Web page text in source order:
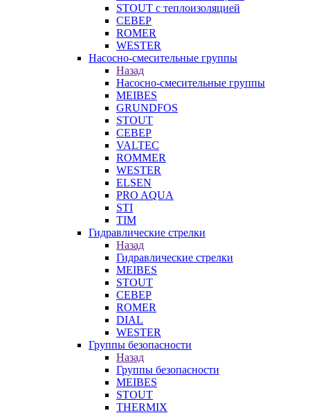
STOUT с теплоизоляцией
СЕВЕР
ROMER
WESTER
Насосно-смесительные группы
Назад
Насосно-смесительные группы
MEIBES
GRUNDFOS
STOUT
СЕВЕР
VALTEC
ROMMER
WESTER
ELSEN
PRO AQUA
STI
TIM
Гидравлические стрелки
Назад
Гидравлические стрелки
MEIBES
STOUT
СЕВЕР
ROMER
DIAL
WESTER
Группы безопасности
Назад
Группы безопасности
MEIBES
STOUT
THERMIX